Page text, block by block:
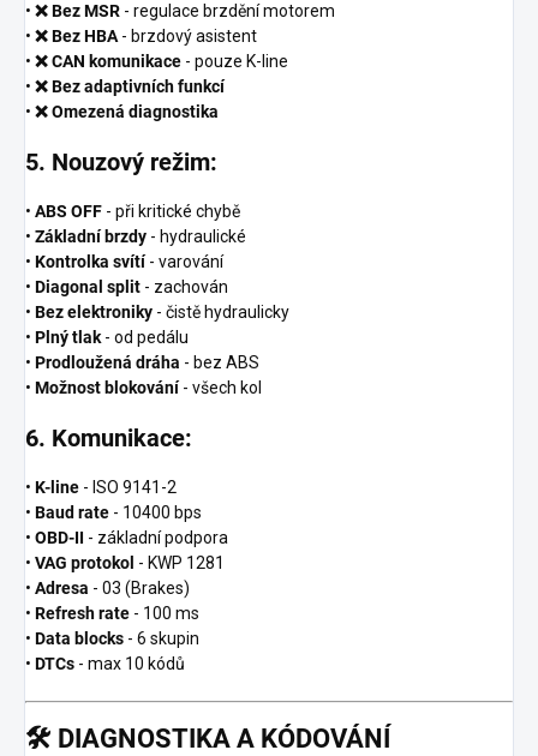
• ❌ Bez MSR - regulace brzdění motorem
• ❌ Bez HBA - brzdový asistent
• ❌ CAN komunikace - pouze K-line
• ❌ Bez adaptivních funkcí
• ❌ Omezená diagnostika
5. Nouzový režim:
• ABS OFF - při kritické chybě
• Základní brzdy - hydraulické
• Kontrolka svítí - varování
• Diagonal split - zachován
• Bez elektroniky - čistě hydraulicky
• Plný tlak - od pedálu
• Prodloužená dráha - bez ABS
• Možnost blokování - všech kol
6. Komunikace:
• K-line - ISO 9141-2
• Baud rate - 10400 bps
• OBD-II - základní podpora
• VAG protokol - KWP 1281
• Adresa - 03 (Brakes)
• Refresh rate - 100 ms
• Data blocks - 6 skupin
• DTCs - max 10 kódů
🛠️ DIAGNOSTIKA A KÓDOVÁNÍ